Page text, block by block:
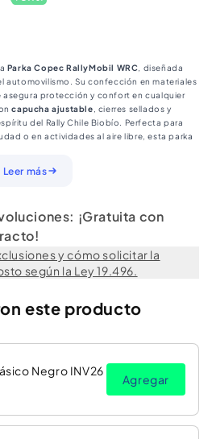
Parka Copec RallyMobil WRC , diseñada
automovilismo. Su confección en materiales
asegura protección y confort en cualquier
capucha ajustable , cierres sellados y
del Rally Chile Biobío. Perfecta para
o en actividades al aire libre, esta parka
al agua y cortaviento
con cierre sellado
RallyMobil y Rally Chile Biobío
Leer más
¡Gratuita con
y cómo solicitar la
según la Ley 19.496.
este producto
Negro INV26
Agregar